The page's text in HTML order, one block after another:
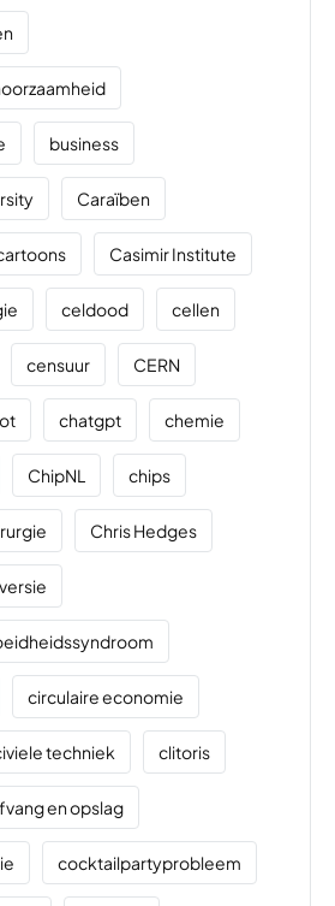
business
Caraïben
Casimir Institute
celdood cellen
censuur CERN
chatgpt chemie
ChipNL chips
Chris Hedges
circulaire economie
techniek clitoris
en opslag
cocktailpartyprobleem